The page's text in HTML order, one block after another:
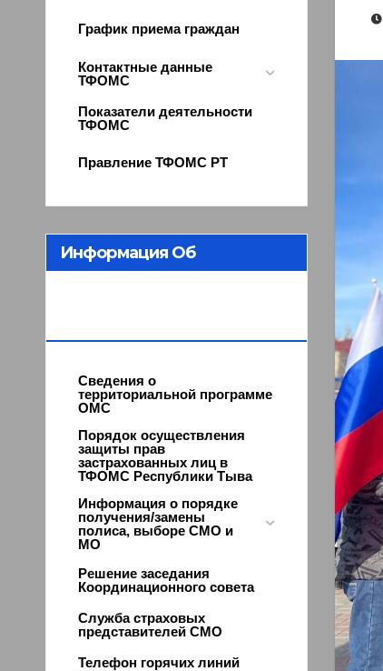
График приема граждан
Контактные данные
ТФОМС
Показатели деятельности
ТФОМС
Правление ТФОМС РТ
Информация Об
Сведения о
территориальной программе
ОМС
Порядок осуществления
защиты прав
застрахованных лиц в
ТФОМС Республики Тыва
Информация о порядке
получения/замены
полиса, выборе СМО и
МО
Решение заседания
Координационного совета
Служба страховых
представителей СМО
Телефон горячих линий